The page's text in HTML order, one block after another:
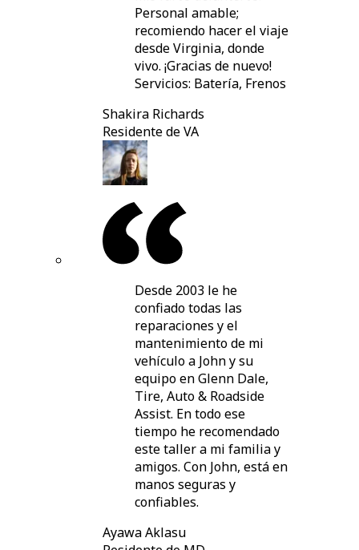
Personal amable;
recomiendo hacer el viaje
desde Virginia, donde
vivo. ¡Gracias de nuevo!
Servicios: Batería, Frenos
Shakira Richards
Residente de VA
Desde 2003 le he
confiado todas las
reparaciones y el
mantenimiento de mi
vehículo a John y su
equipo en Glenn Dale,
Tire, Auto & Roadside
Assist. En todo ese
tiempo he recomendado
este taller a mi familia y
amigos. Con John, está en
manos seguras y
confiables.
Ayawa Aklasu